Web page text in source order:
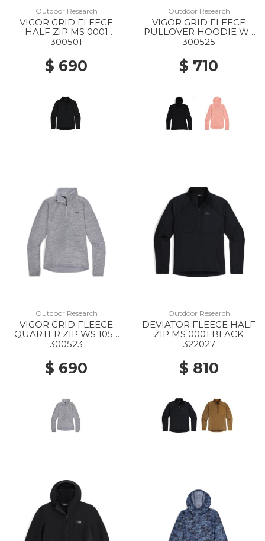
Outdoor Research
VIGOR GRID FLEECE
HALF ZIP MS 0001
BLACK
300501
$ 690
Outdoor Research
VIGOR GRID FLEECE
PULLOVER HOODIE WS
0001 BLACK
300525
$ 710
Outdoor Research
VIGOR GRID FLEECE
QUARTER ZIP WS 1050
GREY HEATHER
300523
$ 690
Outdoor Research
DEVIATOR FLEECE HALF
ZIP MS 0001 BLACK
322027
$ 810